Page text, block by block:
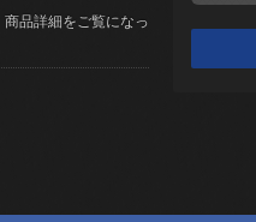
品詳細をご覧になっ